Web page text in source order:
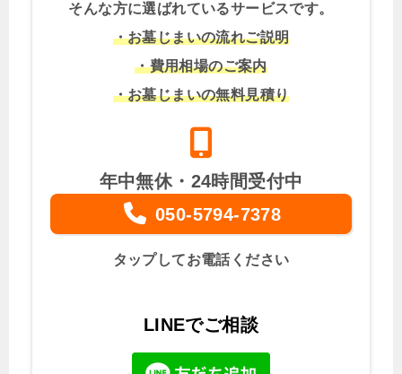
そんな方に選ばれているサービスです。
・お墓じまいの流れご説明
・費用相場のご案内
・お墓じまいの無料見積り
年中無休・24時間受付中
050-5794-7378
タップしてお電話ください
LINEでご相談